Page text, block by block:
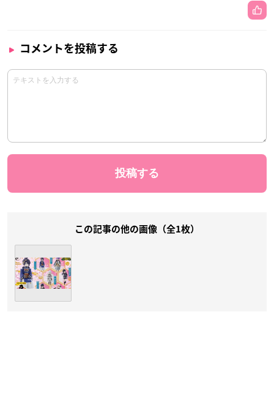
コメントを投稿する
この記事の他の画像（全1枚）